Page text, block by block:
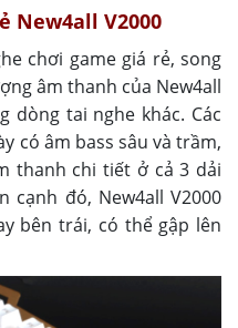
New4all V2000
chơi game giá rẻ, song
âm thanh của New4all
dòng tai nghe khác. Các
có âm bass sâu và trầm,
thanh chi tiết ở cả 3 dải
cạnh đó, New4all V2000
bên trái, có thể gập lên